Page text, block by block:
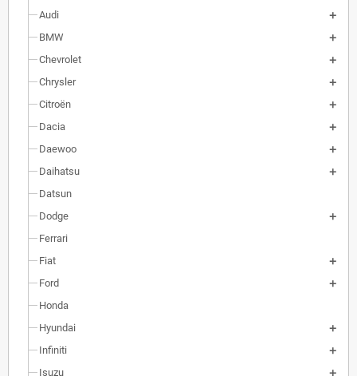
Audi
BMW
Chevrolet
Chrysler
Citroën
Dacia
Daewoo
Daihatsu
Datsun
Dodge
Ferrari
Fiat
Ford
Honda
Hyundai
Infiniti
Isuzu